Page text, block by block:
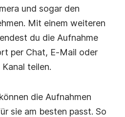
und sogar den
Mit einem weiteren
du die Aufnahme
per Chat, E‑Mail oder
teilen.
die Aufnahmen
sie am besten passt. So